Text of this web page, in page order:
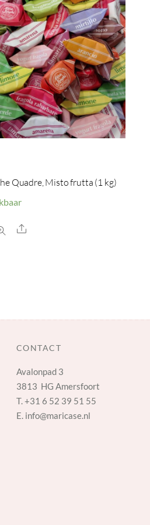
Quadre, Misto frutta (1 kg)
Share
CONTACT
Avalonpad 3
3813 HG Amersfoort
T.+31 6 52 39 51 55
E. info@maricase.nl